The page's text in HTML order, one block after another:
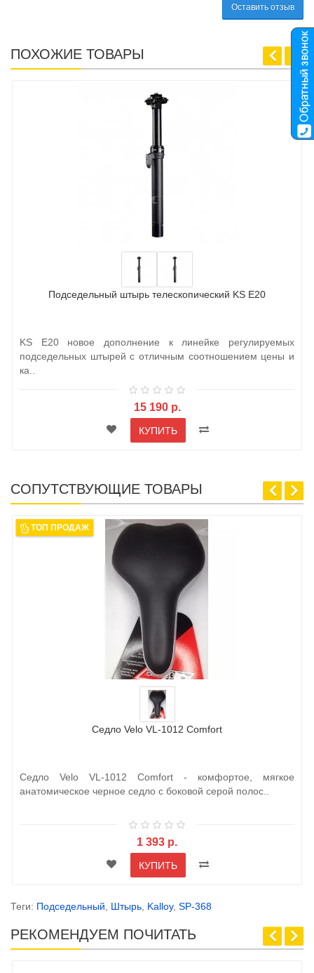
Оставить отзыв
ПОХОЖИЕ ТОВАРЫ
Подседельный штырь телескопический KS E20
KS E20 новое дополнение к линейке регулируемых
подседельных штырей с отличным соотношением цены и
ка..
15 190 р.
КУПИТЬ
СОПУТСТВУЮЩИЕ ТОВАРЫ
ТОП ПРОДАЖ
Седло Velo VL-1012 Comfort
Седло Velo VL-1012 Comfort - комфортое, мягкое
анатомическое черное седло с боковой серой полос..
1 393 р.
КУПИТЬ
Теги: Подседельный, Штырь, Kalloy, SP-368
РЕКОМЕНДУЕМ ПОЧИТАТЬ